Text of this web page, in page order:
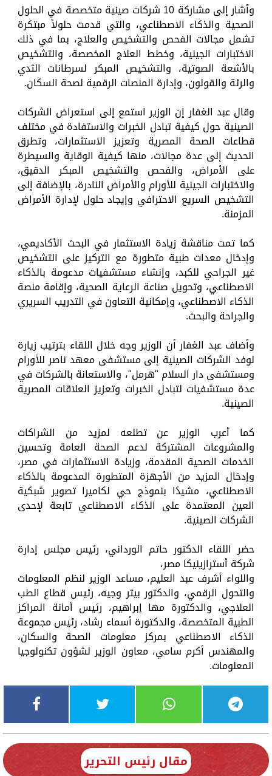
وأشار إلى مشاركة 10 شركات صينية متخصصة في الحلول
الصحية والذكاء الاصطناعي، والتي قدمت حلولاً مبتكرة
تشمل مجالات الفحص والتشخيص والعلاج، بما في ذلك
الاختبارات الجينية، وخطط العلاج المخصصة، والتشخيص
بالأشعة الصوتية، والتشخيص المبكر لسرطانات الثدي
والرئة والقولون، وإدارة المنصات الرقمية لصحة السكان.
وقال عبد الغفار إن الوزير استمع إلى استعراض الشركات
الصينية حول كيفية تبادل الخبرات والاستفادة في مختلف
قطاعات الصحة المصرية وتعزيز الاستثمارات، وتطرق
الحديث إلى عدة مجالات، منها كيفية الوقاية والسيطرة
على الأمراض، والفحص والتشخيص المبكر الدقيق،
والاختبارات الجينية للأورام والأمراض النادرة، بالإضافة إلى
التشخيص السريع الاحترافي وإيجاد حلول لإدارة الأمراض
المزمنة.
كما تمت مناقشة زيادة الاستثمار في البحث الأكاديمي،
وإدخال معدات طبية متطورة مع التركيز على التشخيص
غير الجراحي للكبد، وإنشاء مستشفيات مدعومة بالذكاء
الاصطناعي، وتحويل صناعة الرعاية الصحية، وإقامة منصة
الذكاء الاصطناعي، وإمكانية التعاون في التدريب السريري
والجراحة والبحث.
وأضاف عبد الغفار أن الوزير وجه خلال اللقاء بترتيب زيارة
لوفد الشركات الصينية إلى مستشفى معهد ناصر للأورام
ومستشفى دار السلام "هرمل"، والاستعانة بالشركات في
عدة مستشفيات لتبادل الخبرات وتعزيز العلاقات المصرية
الصينية.
كما أعرب الوزير عن تطلعه لمزيد من الشراكات
والمشروعات المشتركة لدعم الصحة العامة وتحسين
الخدمات الصحية المقدمة، وزيادة الاستثمارات في مصر،
وإدخال المزيد من الأجهزة المتطورة المدعومة بالذكاء
الاصطناعي، مشيدًا بنموذج حي لكاميرا تصوير شبكية
العين المعتمدة على الذكاء الاصطناعي تابعة لإحدى
الشركات الصينية.
حضر اللقاء الدكتور حاتم الورداني، رئيس مجلس إدارة
شركة أسترازينيكا مصر،
واللواء أشرف عبد العليم، مساعد الوزير لنظم المعلومات
والتحول الرقمي، والدكتور بيتر وجيه، رئيس قطاع الطب
العلاجي، والدكتورة مها إبراهيم، رئيس أمانة المراكز
الطبية المتخصصة، والدكتورة أسماء رشاد، رئيس مجموعة
الذكاء الاصطناعي بمركز معلومات الصحة والسكان،
والمهندس أكرم سامي، معاون الوزير لشؤون تكنولوجيا
المعلومات.
مقال رئيس التحرير